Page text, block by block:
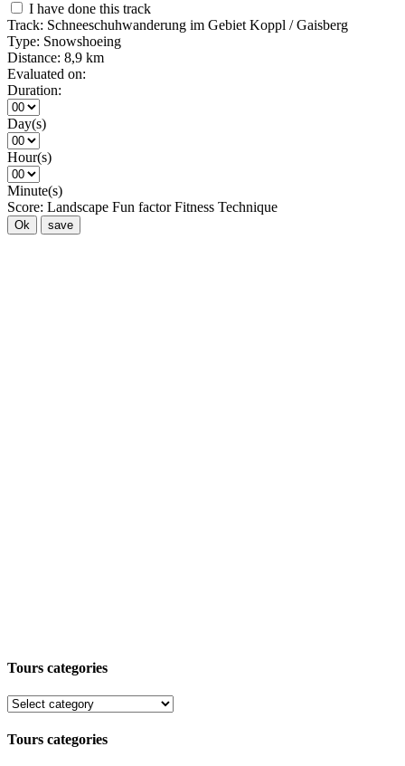
I have done this track
Track: Schneeschuhwanderung im Gebiet Koppl / Gaisberg
Type: Snowshoeing
Distance: 8,9 km
Evaluated on:
Duration:
Day(s)
Hour(s)
Minute(s)
Score: Landscape Fun factor Fitness Technique
Ok save
Tours categories
Tours categories